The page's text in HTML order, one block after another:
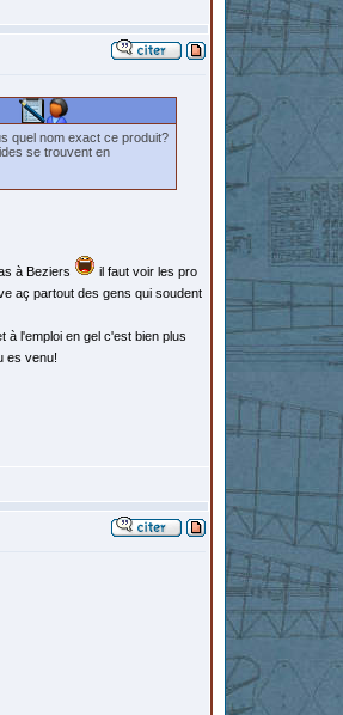
quel nom exact ce produit?
se trouvent en
à Beziers
il faut voir les pro
aç partout des gens qui soudent
à l'emploi en gel c'est bien plus
es venu!